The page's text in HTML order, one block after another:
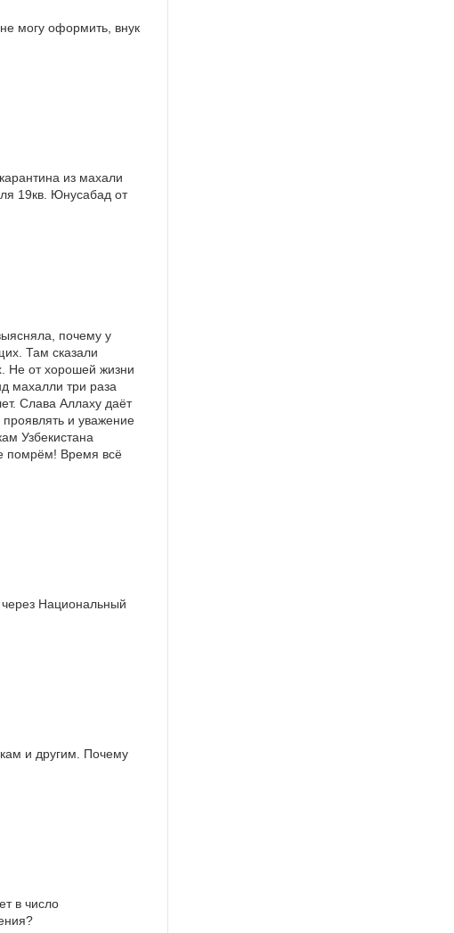
могу оформить, внук
из махали
19кв. Юнусабад от
почему у
Там сказали
Не от хорошей жизни
махалли три раза
Слава Аллаху даёт
и уважение
Узбекистана
помрём! Время всё
через Национальный
и другим. Почему
в число